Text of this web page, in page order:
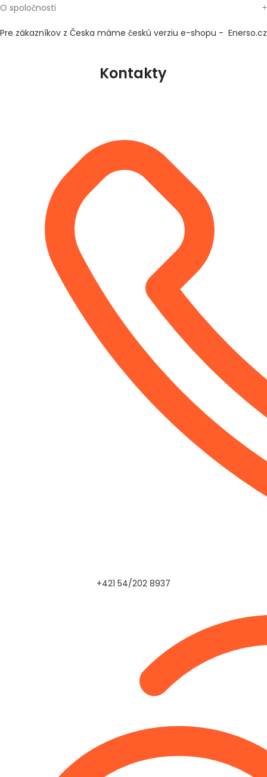
O spoločnosti
Pre zákazníkov z Česka máme českú verziu e-shopu - Enerso.cz
Kontakty
+421 54/202 8937